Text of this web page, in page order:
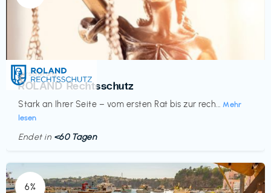
Versicherung
ROLAND Rechtsschutz
Stark an Ihrer Seite – vom ersten Rat bis zur rech... Mehr
lesen
€‎
Endet in <60 Tagen
6%